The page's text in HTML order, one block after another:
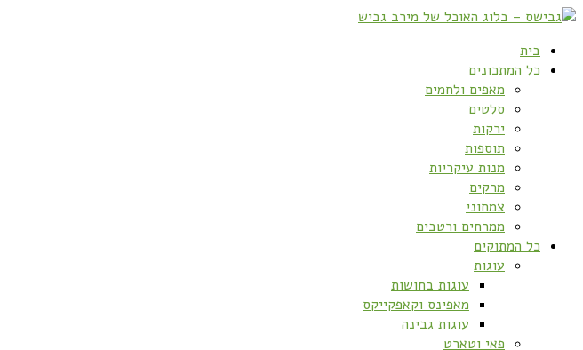
בית
כל המתכונים
מאפים ולחמים
סלטים
ירקות
תוספות
מנות עיקריות
מרקים
צמחוני
ממרחים ורטבים
כל המתוקים
עוגות
עוגות בחושות
מאפינס וקאפקייקס
עוגות גבינה
פאי וטארט